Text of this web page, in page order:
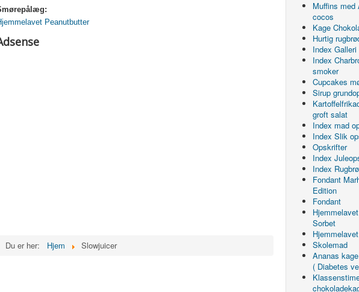
Peanutbutter
Du er her: Hjem Slowjuicer
Muffins med
cocos
Kage
Hurtig
Index Galleri
Index
smoker
Cupcakes
Sirup
groft salat
Index mad
Index Slik
Opskrifter
Index
Index
Fondant
Edition
Fondant
Sorbet
Skolemad
Ananas
( Diabetes